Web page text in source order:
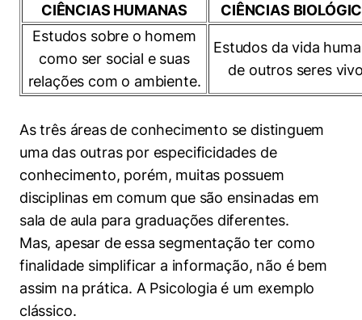
CIÊNCIAS HUMANAS
CIÊNCIAS
Estudos sobre o homem
como ser social e suas
relações com o ambiente.
Estudos da vida
de outros seres
As três áreas de conhecimento se distinguem
uma das outras por especificidades de
conhecimento, porém, muitas possuem
disciplinas em comum que são ensinadas em
sala de aula para graduações diferentes.
Mas, apesar de essa segmentação ter como
finalidade simplificar a informação, não é bem
assim na prática. A Psicologia é um exemplo
clássico.